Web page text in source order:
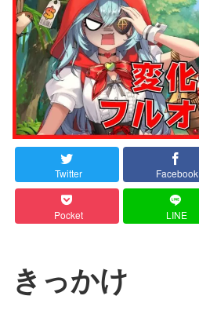
Twitter Facebook
Pocket LINE
きっかけ